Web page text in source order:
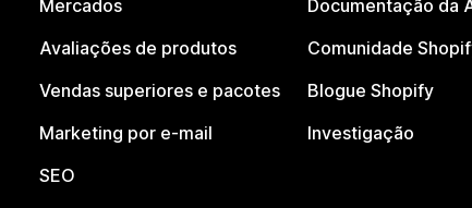
Mercados
Avaliações de produtos
Vendas superiores e pacotes
Marketing por e-mail
SEO
Documentação da
Comunidade
Blogue Shopify
Investigação